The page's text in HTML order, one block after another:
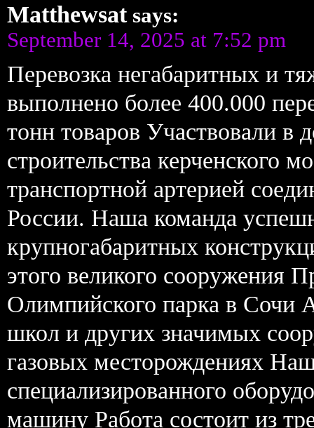
Matthewsat says:
September 14, 2025 at 7:52 pm
Перевозка негабаритных и
выполнено более 400.000
тонн товаров Участвовали в
строительства керченского
транспортной артерией
России. Наша команда
крупногабаритных
этого великого сооружения
Олимпийского парка в Сочи
школ и других значимых
газовых месторождениях
специализированного
машину Работа состоит из